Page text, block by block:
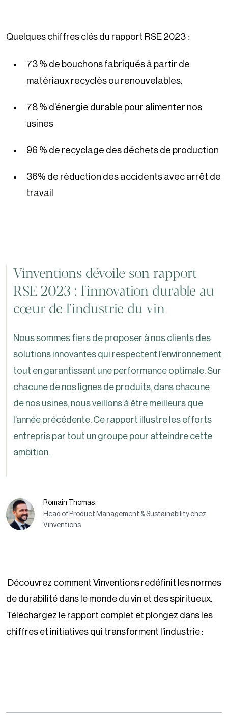
Quelques chiffres clés du rapport RSE 2023 :
73 % de bouchons fabriqués à partir de
matériaux recyclés ou renouvelables.
78 % d’énergie durable pour alimenter nos
usines
96 % de recyclage des déchets de production
36% de réduction des accidents avec arrêt de
travail
Vinventions dévoile son rapport
RSE 2023 : l'innovation durable au
cœur de l'industrie du vin
Nous sommes fiers de proposer à nos clients des
solutions innovantes qui respectent l’environnement
tout en garantissant une performance optimale. Sur
chacune de nos lignes de produits, dans chacune
de nos usines, nous veillons à être meilleurs que
l’année précédente. Ce rapport illustre les efforts
entrepris par tout un groupe pour atteindre cette
ambition.
Romain Thomas
Head of Product Management & Sustainability chez
Vinventions
Découvrez comment Vinventions redéfinit les normes
de durabilité dans le monde du vin et des spiritueux.
Téléchargez le rapport complet et plongez dans les
chiffres et initiatives qui transforment l’industrie :